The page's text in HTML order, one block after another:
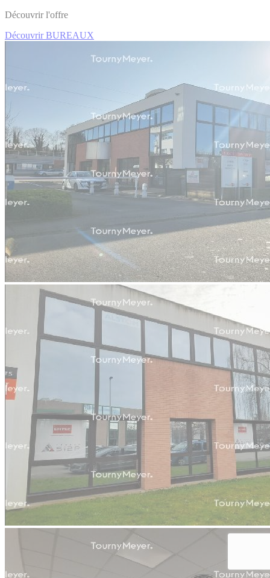
Découvrir l'offre
Découvrir BUREAUX